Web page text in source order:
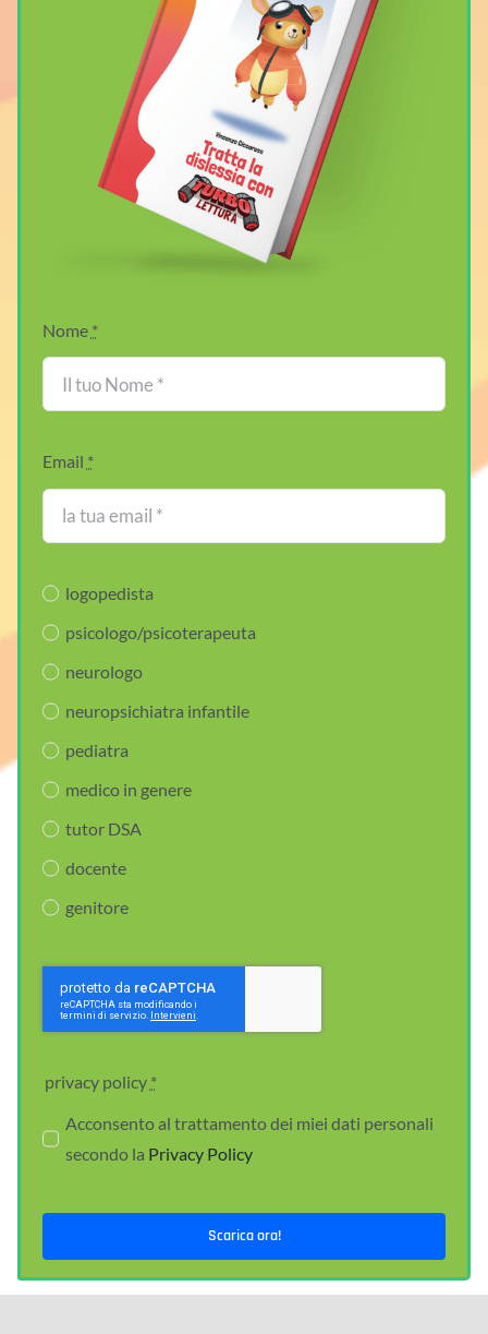
Nome *
Email *
logopedista
psicologo/psicoterapeuta
neurologo
neuropsichiatra infantile
pediatra
medico in genere
tutor DSA
docente
genitore
privacy policy *
Acconsento al trattamento dei miei dati personali
secondo la Privacy Policy
Scarica ora!